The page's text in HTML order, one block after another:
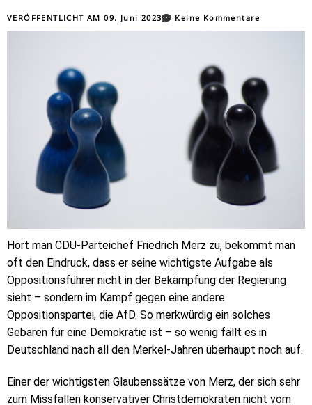
VERÖFFENTLICHT AM09. Juni 2023 Keine Kommentare
Hört man CDU-Parteichef Friedrich Merz zu, bekommt man
oft den Eindruck, dass er seine wichtigste Aufgabe als
Oppositionsführer nicht in der Bekämpfung der Regierung
sieht – sondern im Kampf gegen eine andere
Oppositionspartei, die AfD. So merkwürdig ein solches
Gebaren für eine Demokratie ist – so wenig fällt es in
Deutschland nach all den Merkel-Jahren überhaupt noch auf.
Einer der wichtigsten Glaubenssätze von Merz, der sich sehr
zum Missfallen konservativer Christdemokraten nicht vom